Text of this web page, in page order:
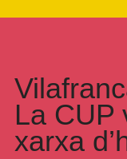
La CUP
xarxa